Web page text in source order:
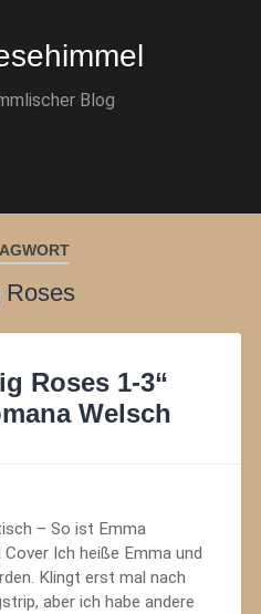
Blog
Roses
Roses 1-3“
Welsch
– So ist Emma
Ich heiße Emma und
Klingt erst mal nach
aber ich habe andere